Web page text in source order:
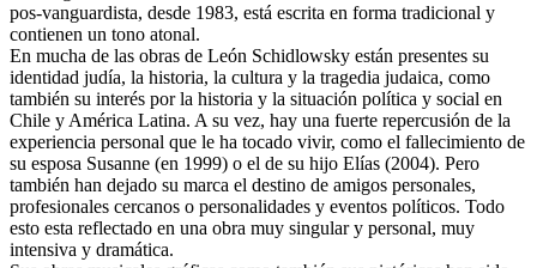
pos-vanguardista, desde 1983, está escrita en forma tradicional y
contienen un tono atonal.
En mucha de las obras de León Schidlowsky están presentes su
identidad judía, la historia, la cultura y la tragedia judaica, como
también su interés por la historia y la situación política y social en
Chile y América Latina. A su vez, hay una fuerte repercusión de la
experiencia personal que le ha tocado vivir, como el fallecimiento de
su esposa Susanne (en 1999) o el de su hijo Elías (2004). Pero
también han dejado su marca el destino de amigos personales,
profesionales cercanos o personalidades y eventos políticos. Todo
esto esta reflectado en una obra muy singular y personal, muy
intensiva y dramática.